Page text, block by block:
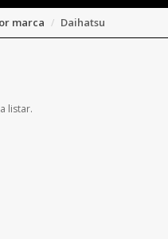
marca Daihatsu
listar.